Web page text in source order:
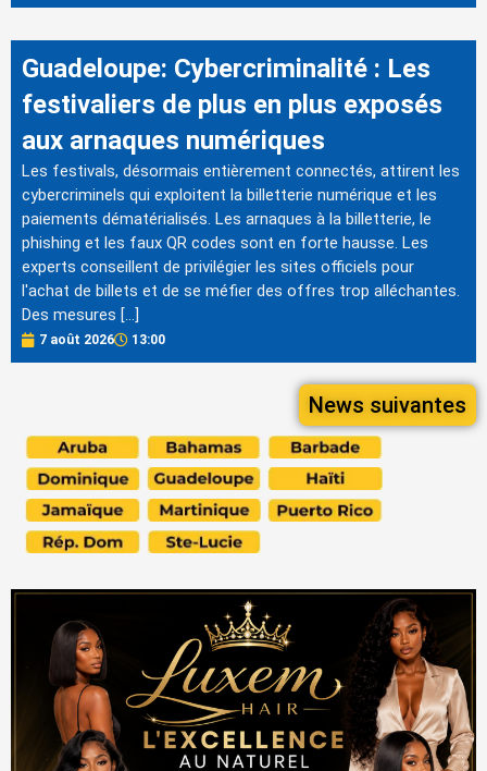
Guadeloupe: Cybercriminalité : Les
festivaliers de plus en plus exposés
aux arnaques numériques
Les festivals, désormais entièrement connectés, attirent les
cybercriminels qui exploitent la billetterie numérique et les
paiements dématérialisés. Les arnaques à la billetterie, le
phishing et les faux QR codes sont en forte hausse. Les
experts conseillent de privilégier les sites officiels pour
l'achat de billets et de se méfier des offres trop alléchantes.
Des mesures […]
7 août 2026 13:00
News suivantes